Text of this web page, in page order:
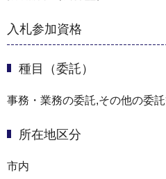
入札参加資格
種目（委託）
事務・業務の委託,その他の委
所在地区分
市内